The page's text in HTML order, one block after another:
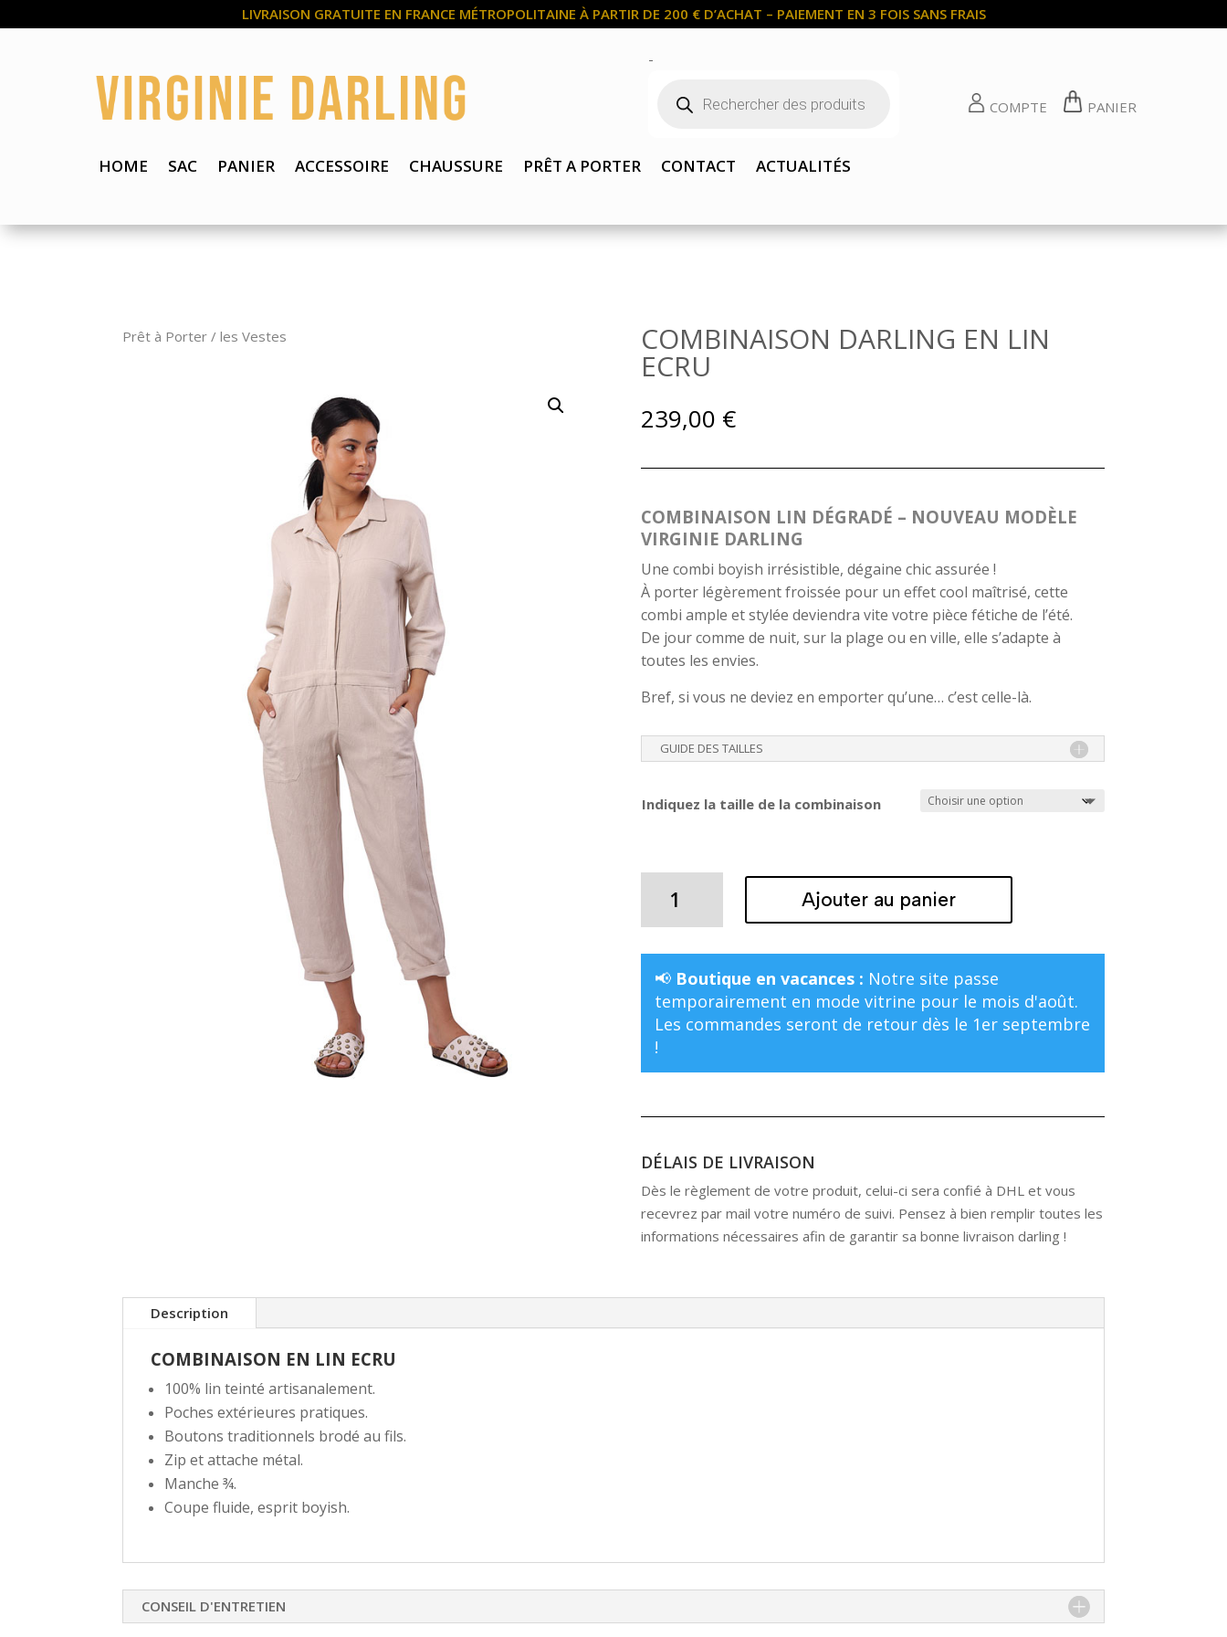
LIVRAISON GRATUITE EN FRANCE MÉTROPOLITAINE À PARTIR DE 200 € D’ACHAT – PAIEMENT EN 3 FOIS SANS FRAIS
-
produits COMPTE PANIER
HOME SAC PANIER ACCESSOIRE CHAUSSURE PRÊT A PORTER CONTACT ACTUALITÉS
Prêt à Porter / les Vestes COMBINAISON DARLING EN LIN
ECRU
239,00 €
COMBINAISON LIN DÉGRADÉ – NOUVEAU MODÈLE
VIRGINIE DARLING
Une combi boyish irrésistible, dégaine chic assurée !
À porter légèrement froissée pour un effet cool maîtrisé, cette
combi ample et stylée deviendra vite votre pièce fétiche de l’été.
De jour comme de nuit, sur la plage ou en ville, elle s’adapte à
toutes les envies.
Bref, si vous ne deviez en emporter qu’une… c’est celle-là.
GUIDE DES TAILLES
Indiquez la taille de la combinaison
COMBINAISON
DARLING
EN
LIN
ECRU
Ajouter au panier
📢 Boutique en vacances : Notre site passe
temporairement en mode vitrine pour le mois d'août.
Les commandes seront de retour dès le 1er septembre
!
DÉLAIS DE LIVRAISON
Dès le règlement de votre produit, celui-ci sera confié à DHL et vous
recevrez par mail votre numéro de suivi. Pensez à bien remplir toutes les
informations nécessaires afin de garantir sa bonne livraison darling !
Description
COMBINAISON EN LIN ECRU
100% lin teinté artisanalement.
Poches extérieures pratiques.
Boutons traditionnels brodé au fils.
Zip et attache métal.
Manche ¾.
Coupe fluide, esprit boyish.
CONSEIL D'ENTRETIEN